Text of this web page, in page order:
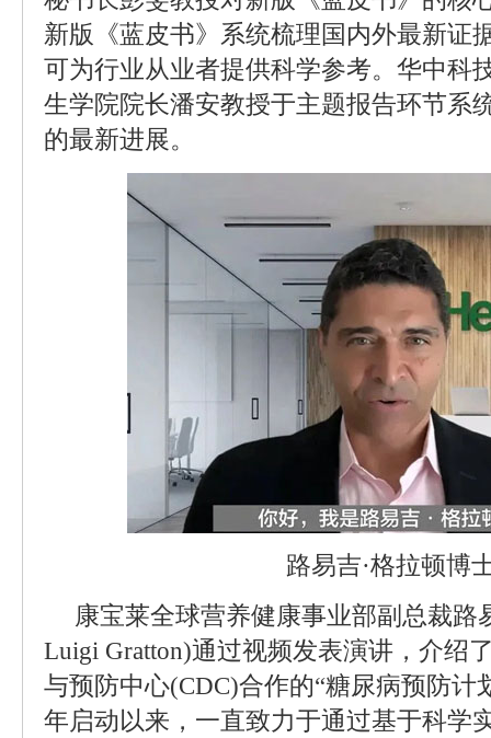
新版《蓝皮书》系统梳理国内外最新证
可为行业从业者提供科学参考。华中科
生学院院长潘安教授于主题报告环节系
的最新进展。
路易吉·格拉顿博
康宝莱全球营养健康事业部副总裁路
Luigi Gratton)通过视频发表演讲，介绍
与预防中心(CDC)合作的“糖尿病预防计
年启动以来，一直致力于通过基于科学